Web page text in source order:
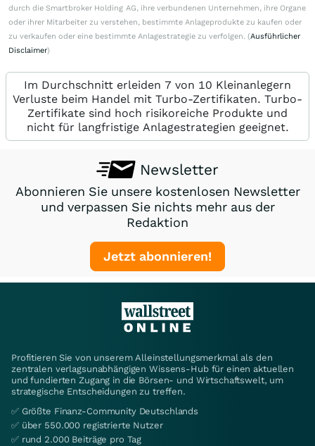
durch die Smartbroker Holding AG, ihre verbundenen Unternehmen, ihre Organe
oder ihrer Mitarbeiter zu verstehen, bestimmte Anlageprodukte zu kaufen oder
zu verkaufen oder eine bestimmte Anlagestrategie zu verfolgen. (Ausführlicher
Disclaimer)
Im Durchschnitt erleiden 7 von 10 Kleinanlegern
Verluste beim Handel mit Turbo-Zertifikaten. Turbo-
Zertifikate sind hoch risikoreiche Produkte und
nicht für langfristige Anlagestrategien geeignet.
Newsletter
Abonnieren Sie unsere kostenlosen Newsletter
und verpassen Sie nichts mehr aus der
Redaktion
Jetzt abonnieren!
Profitieren Sie von unserem Alleinstellungsmerkmal als den
zentralen verlagsunabhängigen Wissens-Hub für einen aktuellen
und fundierten Zugang in die Börsen- und Wirtschaftswelt, um
strategische Entscheidungen zu treffen.
✅ Größte Finanz-Community Deutschlands
✅ über 550.000 registrierte Nutzer
✅ rund 2.000 Beiträge pro Tag